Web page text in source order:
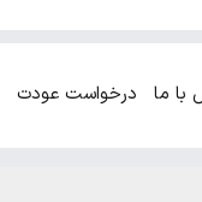
با ما درخواست عودت